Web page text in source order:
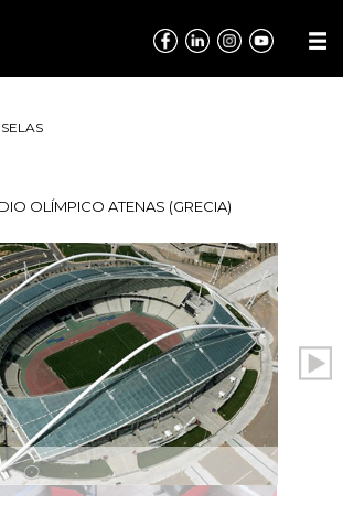
OLÍMPICO ATENAS (GRECIA)